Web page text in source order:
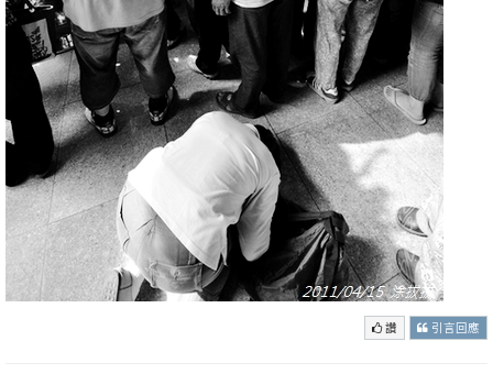
讚 引言回應